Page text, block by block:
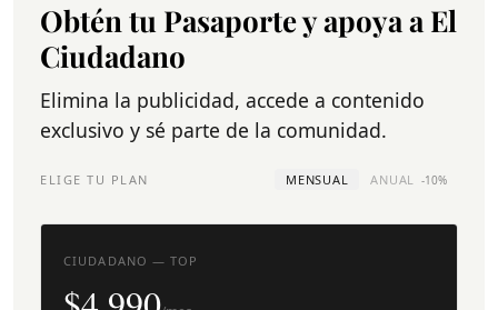
Obtén tu Pasaporte y apoya a El
Ciudadano
Elimina la publicidad, accede a contenido
exclusivo y sé parte de la comunidad.
ELIGE TU PLAN MENSUAL ANUAL -10%
CIUDADANO — TOP